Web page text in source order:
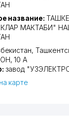
название:
МАКТАБИ"
, 10 А
завод
карте